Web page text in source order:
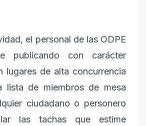
el personal de las ODPE
publicando con carácter
lugares de alta concurrencia
lista de miembros de mesa
ciudadano o personero
las tachas que estime